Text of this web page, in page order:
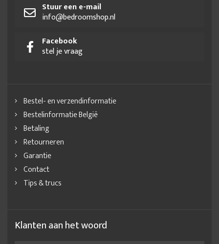
Stuur een e-mail
info@bedroomshop.nl
Facebook
stel je vraag
Bestel- en verzendinformatie
Bestelinformatie België
Betaling
Retourneren
Garantie
Contact
Tips & trucs
Klanten aan het woord